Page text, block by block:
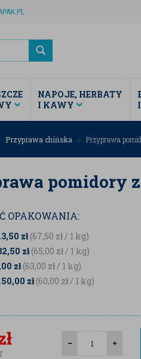
NAPOJE, HERBATY
I KAWY
Przyprawa chińska Przyprawa
pomidory
OPAKOWANIA:
zł(67,50 zł/ 1 kg)
zł(65,00 zł/ 1 kg)
zł(63,00 zł/ 1 kg)
zł(60,00 zł/ 1 kg)